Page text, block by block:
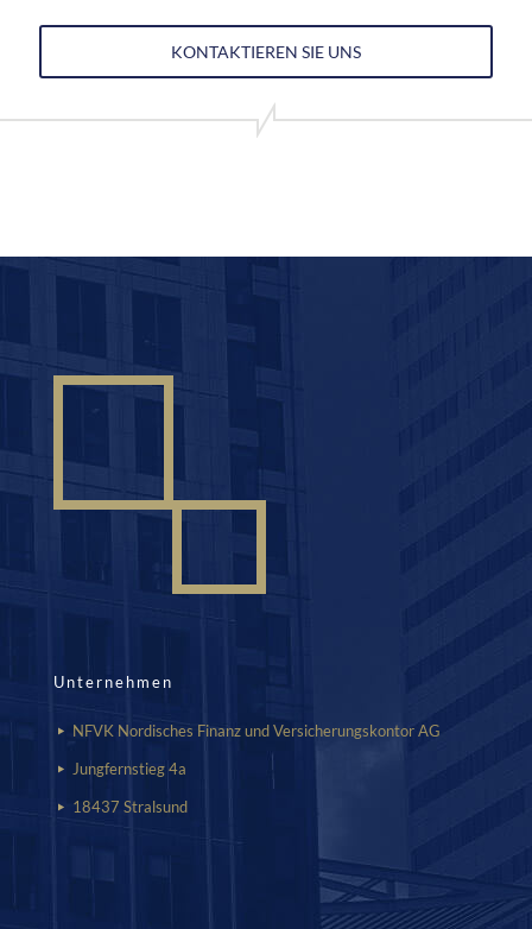
KONTAKTIEREN SIE UNS
Unternehmen
NFVK Nordisches Finanz und Versicherungskontor AG
Jungfernstieg 4a
18437 Stralsund